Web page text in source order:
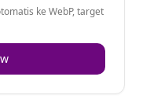
ke WebP, target